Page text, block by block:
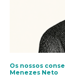
Os nossos
Menezes Neto